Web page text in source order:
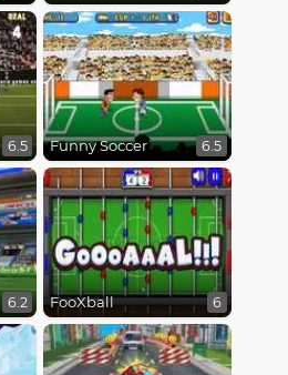
6.5 Funny Soccer 6.5
6.2 FooXball 6